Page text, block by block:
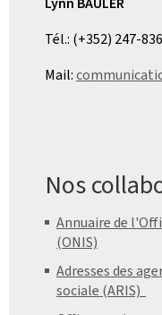
Tél.: (+352) 247-
Mail:
Nos
Annuaire de
(ONIS)
Adresses des
sociale (ARIS)